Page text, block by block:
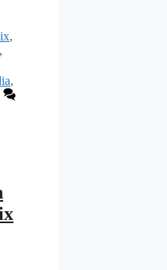
,
,
,